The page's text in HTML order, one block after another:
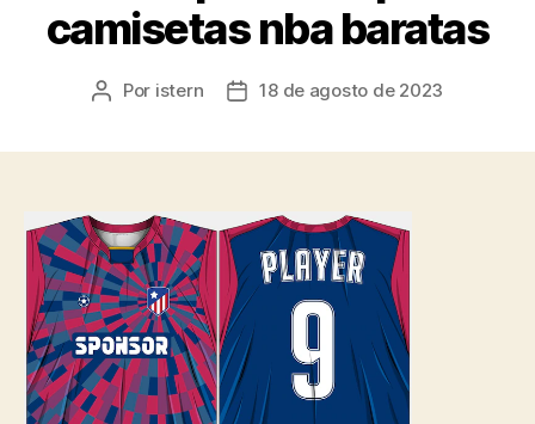
camisetas nba baratas
Autor
Por istern
Fecha18 de agosto de 2023